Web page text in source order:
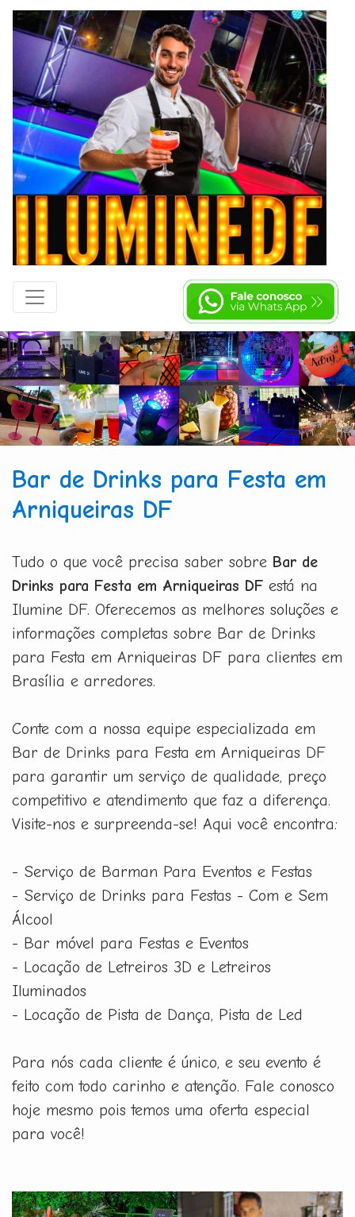
Bar de Drinks para Festa em
Arniqueiras DF
Tudo o que você precisa saber sobre Bar de
Drinks para Festa em Arniqueiras DF está na
Ilumine DF. Oferecemos as melhores soluções e
informações completas sobre Bar de Drinks
para Festa em Arniqueiras DF para clientes em
Brasília e arredores.
Conte com a nossa equipe especializada em
Bar de Drinks para Festa em Arniqueiras DF
para garantir um serviço de qualidade, preço
competitivo e atendimento que faz a diferença.
Visite-nos e surpreenda-se! Aqui você encontra:
- Serviço de Barman Para Eventos e Festas
- Serviço de Drinks para Festas - Com e Sem
Álcool
- Bar móvel para Festas e Eventos
- Locação de Letreiros 3D e Letreiros
Iluminados
- Locação de Pista de Dança, Pista de Led
Para nós cada cliente é único, e seu evento é
feito com todo carinho e atenção. Fale conosco
hoje mesmo pois temos uma oferta especial
para você!